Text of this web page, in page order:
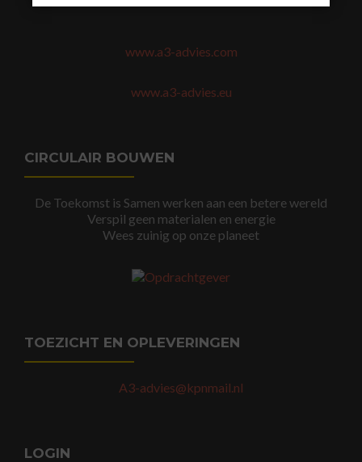
www.a3-advies.com
www.a3-advies.eu
CIRCULAIR BOUWEN
De Toekomst is Samen werken aan een betere wereld
Verspil geen materialen en energie
Wees zuinig op onze planeet
TOEZICHT EN OPLEVERINGEN
A3-advies@kpnmail.nl
LOGIN